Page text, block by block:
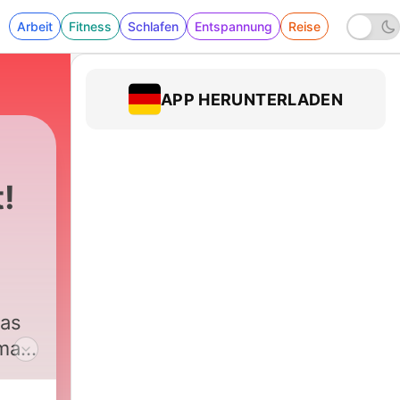
Arbeit Fitness Schlafen Entspannung Reise
APP HERUNTERLADEN